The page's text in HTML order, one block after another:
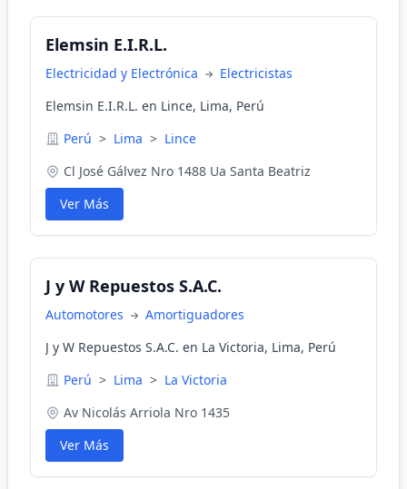
Elemsin E.I.R.L.
Electricidad y Electrónica
Electricistas
Elemsin E.I.R.L. en Lince, Lima, Perú
Perú > Lima > Lince
Cl José Gálvez Nro 1488 Ua Santa Beatriz
Ver Más
J y W Repuestos S.A.C.
Automotores
Amortiguadores
J y W Repuestos S.A.C. en La Victoria, Lima, Perú
Perú > Lima > La Victoria
Av Nicolás Arriola Nro 1435
Ver Más